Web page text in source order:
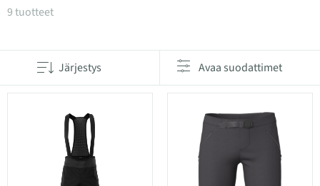
Tuotteet kategoriassa Baggy pyöräilyshortsit
9 tuotteet
Järjestys Avaa suodattimet